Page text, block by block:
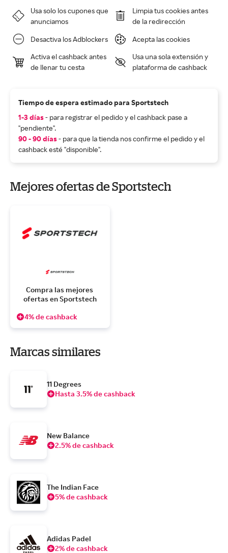
Usa solo los cupones que
anunciamos
Limpia tus cookies antes
de la redirección
Desactiva los Adblockers Acepta las cookies
Activa el cashback antes
de llenar tu cesta
Usa una sola extensión y
plataforma de cashback
Tiempo de espera estimado para Sportstech
1-3 días- para registrar el pedido y el cashback pase a
"pendiente".
90 - 90 días- para que la tienda nos confirme el pedido y el
cashback esté "disponible".
Mejores ofertas de Sportstech
Compra las mejores
ofertas en Sportstech
4% de cashback
Marcas similares
11 Degrees
Hasta 3.5% de cashback
New Balance
2.5% de cashback
The Indian Face
5% de cashback
Adidas Padel
2% de cashback